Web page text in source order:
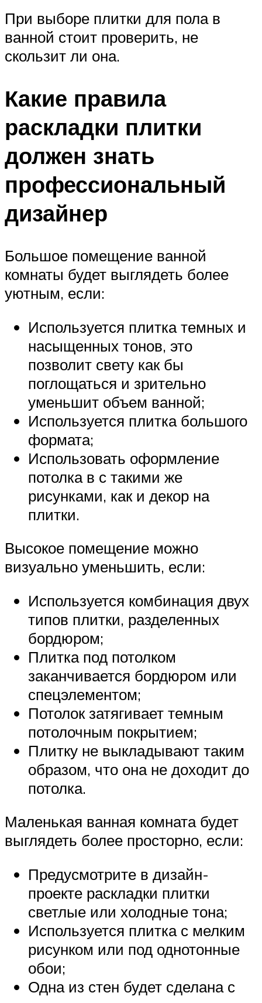
При выборе плитки для пола в
ванной стоит проверить, не
скользит ли она.
Какие правила
раскладки плитки
должен знать
профессиональный
дизайнер
Большое помещение ванной
комнаты будет выглядеть более
уютным, если:
Используется плитка темных и
насыщенных тонов, это
позволит свету как бы
поглощаться и зрительно
уменьшит объем ванной;
Используется плитка большого
формата;
Использовать оформление
потолка в с такими же
рисунками, как и декор на
плитки.
Высокое помещение можно
визуально уменьшить, если:
Используется комбинация двух
типов плитки, разделенных
бордюром;
Плитка под потолком
заканчивается бордюром или
спецэлементом;
Потолок затягивает темным
потолочным покрытием;
Плитку не выкладывают таким
образом, что она не доходит до
потолка.
Маленькая ванная комната будет
выглядеть более просторно, если:
Предусмотрите в дизайн-
проекте раскладки плитки
светлые или холодные тона;
Используется плитка с мелким
рисунком или под однотонные
обои;
Одна из стен будет сделана с